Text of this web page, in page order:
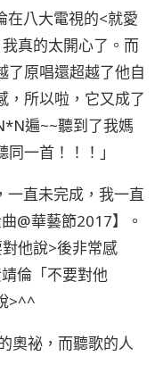
在八大電視的<就愛
真的太開心了。而
了原唱還超越了他自
，所以啦，它又成了
遍~~聽到了我媽
一首！！！」
一直未完成，我一直
@華藝節2017】。
他說>後非常感
倫「不要對他
>^^
奧祕，而聽歌的人